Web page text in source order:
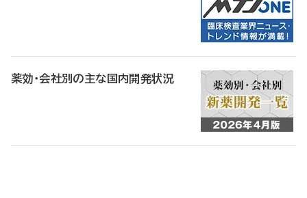
薬効・会社別の主な国内開発状況